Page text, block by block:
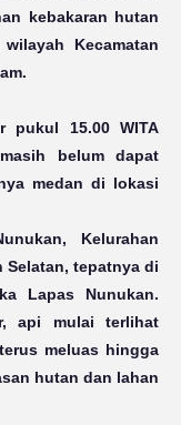
kebakaran hutan
Kecamatan
pukul 15.00 WITA
belum dapat
medan di lokasi
Kelurahan
Selatan, tepatnya di
Lapas Nunukan.
api mulai terlihat
meluas hingga
hutan dan lahan